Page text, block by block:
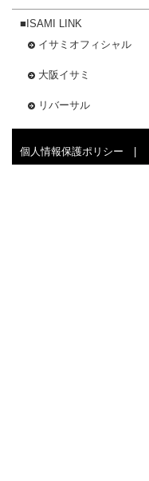
■ISAMI LINK
イサミオフィシャル
大阪イサミ
リバーサル
個人情報保護ポリシー